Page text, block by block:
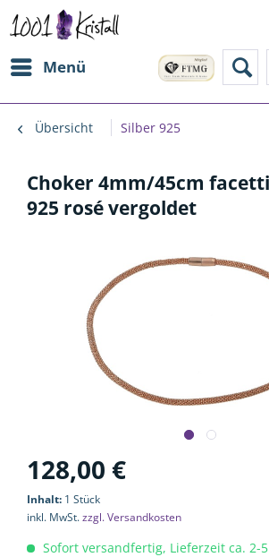
Menü
Übersicht Silber 925
Choker 4mm/45cm
925 rosé vergoldet
128,00 €
Inhalt: 1 Stück
inkl. MwSt.zzgl. Versandkosten
Sofort versandfertig, Lieferzeit ca. 2-